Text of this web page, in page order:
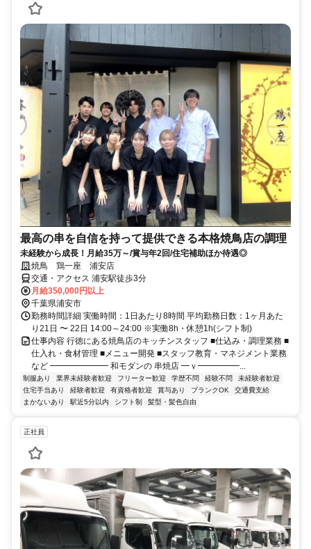
最高の串を自信を持って提供できる本格焼鳥店の調理
未経験から成長！月給35万～/賞与年2回/住宅補助ほか待遇◎
焼鳥 鶏一座 浦安店
交通・アクセス 浦安駅徒歩3分
月給350,000円以上
千葉県浦安市
勤務時間詳細 実働時間：1日あたり8時間 平均勤務日数：1ヶ月あた
り21日 〜 22日 14:00～24:00 ※実働8h・休憩1h(シフト制)
仕事内容 行徳にある焼鳥店のキッチンスタッフ ■仕込み・調理業務 ■
仕入れ・食材管理 ■メニュー開発 ■スタッフ教育・マネジメント業務
など ━━━━━━━ 和モダンの 串焼店 ━ｖ━━━━━...
制服あり 業界未経験者歓迎 フリーター歓迎 学歴不問 経験不問
未経験者歓迎
住宅手当あり
経験者歓迎 有資格者歓迎 賞与あり ブランクOK
交通費支給
まかないあり
駅近5分以内 シフト制 髪型・髪色自由
正社員